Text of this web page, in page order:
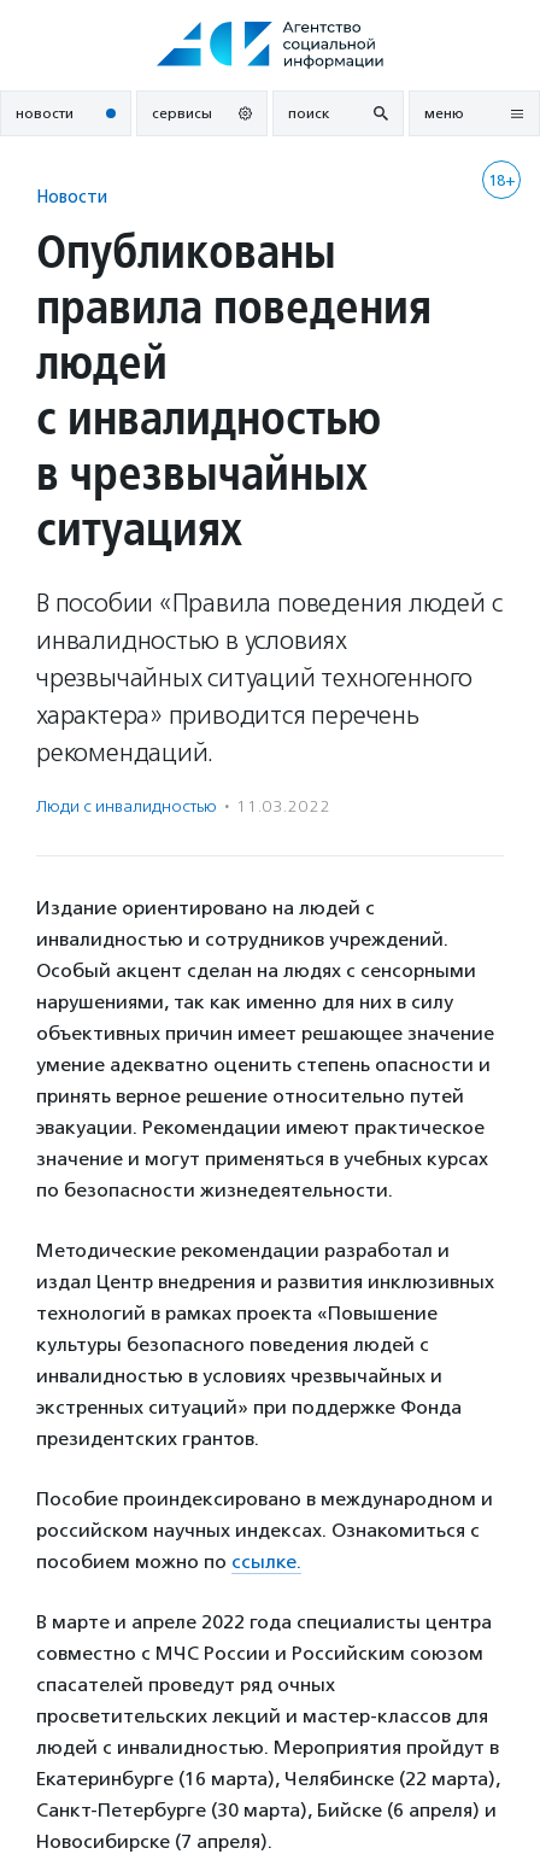
новости сервисы поиск меню
18+
Новости
Опубликованы
правила поведения
людей
с инвалидностью
в чрезвычайных
ситуациях
В пособии «Правила поведения людей с
инвалидностью в условиях
чрезвычайных ситуаций техногенного
характера» приводится перечень
рекомендаций.
Люди с инвалидностью · 11.03.2022
Издание ориентировано на людей с
инвалидностью и сотрудников учреждений.
Особый акцент сделан на людях с сенсорными
нарушениями, так как именно для них в силу
объективных причин имеет решающее значение
умение адекватно оценить степень опасности и
принять верное решение относительно путей
эвакуации. Рекомендации имеют практическое
значение и могут применяться в учебных курсах
по безопасности жизнедеятельности.
Методические рекомендации разработал и
издал Центр внедрения и развития инклюзивных
технологий в рамках проекта «Повышение
культуры безопасного поведения людей с
инвалидностью в условиях чрезвычайных и
экстренных ситуаций» при поддержке Фонда
президентских грантов.
Пособие проиндексировано в международном и
российском научных индексах. Ознакомиться с
пособием можно по ссылке.
В марте и апреле 2022 года специалисты центра
совместно с МЧС России и Российским союзом
спасателей проведут ряд очных
просветительских лекций и мастер-классов для
людей с инвалидностью. Мероприятия пройдут в
Екатеринбурге (16 марта), Челябинске (22 марта),
Санкт-Петербурге (30 марта), Бийске (6 апреля) и
Новосибирске (7 апреля).